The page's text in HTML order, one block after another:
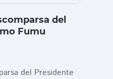
del
Fumu
del Presidente